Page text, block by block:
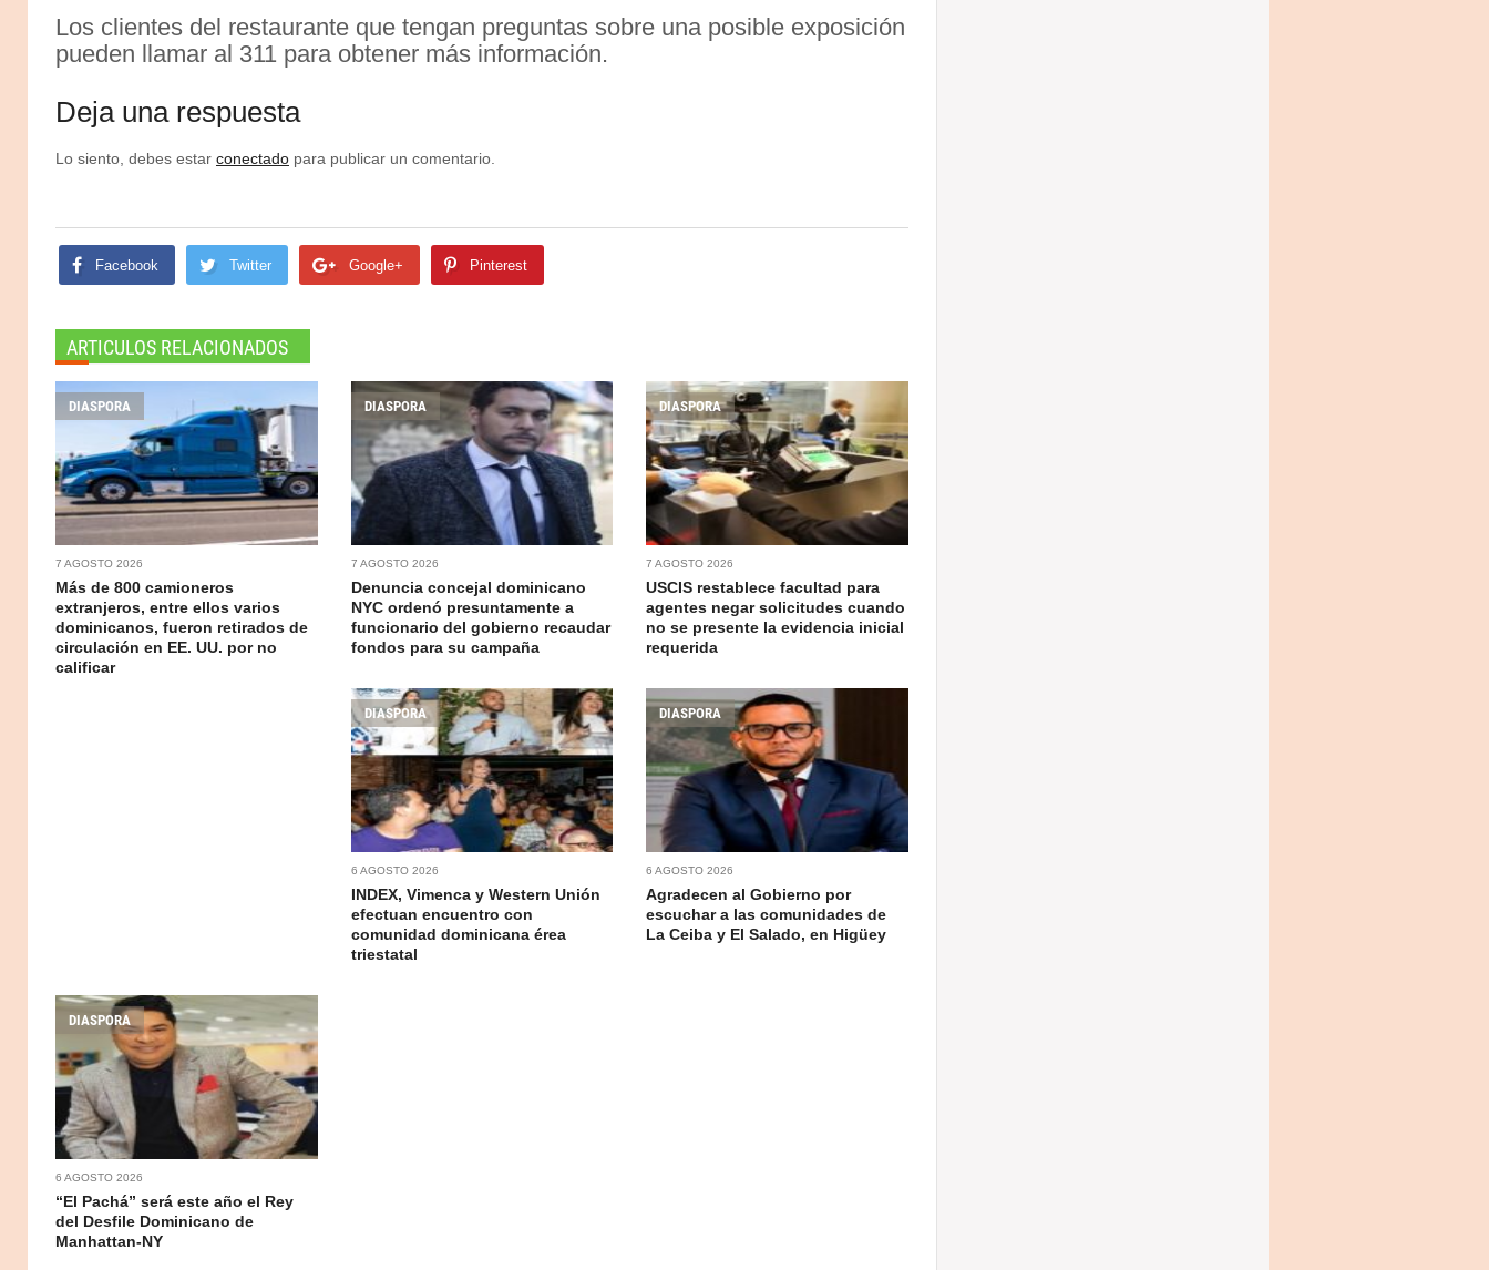
Los clientes del restaurante que tengan preguntas sobre una posible exposición
pueden llamar al 311 para obtener más información.
Deja una respuesta
Lo siento, debes estar conectado para publicar un comentario.
Facebook Twitter Google+ Pinterest
ARTICULOS RELACIONADOS
DIASPORA
7 AGOSTO 2026
Más de 800 camioneros
extranjeros, entre ellos varios
dominicanos, fueron retirados de
circulación en EE. UU. por no
calificar
DIASPORA
7 AGOSTO 2026
Denuncia concejal dominicano
NYC ordenó presuntamente a
funcionario del gobierno recaudar
fondos para su campaña
DIASPORA
7 AGOSTO 2026
USCIS restablece facultad para
agentes negar solicitudes cuando
no se presente la evidencia inicial
requerida
DIASPORA
6 AGOSTO 2026
INDEX, Vimenca y Western Unión
efectuan encuentro con
comunidad dominicana érea
triestatal
DIASPORA
6 AGOSTO 2026
Agradecen al Gobierno por
escuchar a las comunidades de
La Ceiba y El Salado, en Higüey
DIASPORA
6 AGOSTO 2026
“El Pachá” será este año el Rey
del Desfile Dominicano de
Manhattan-NY